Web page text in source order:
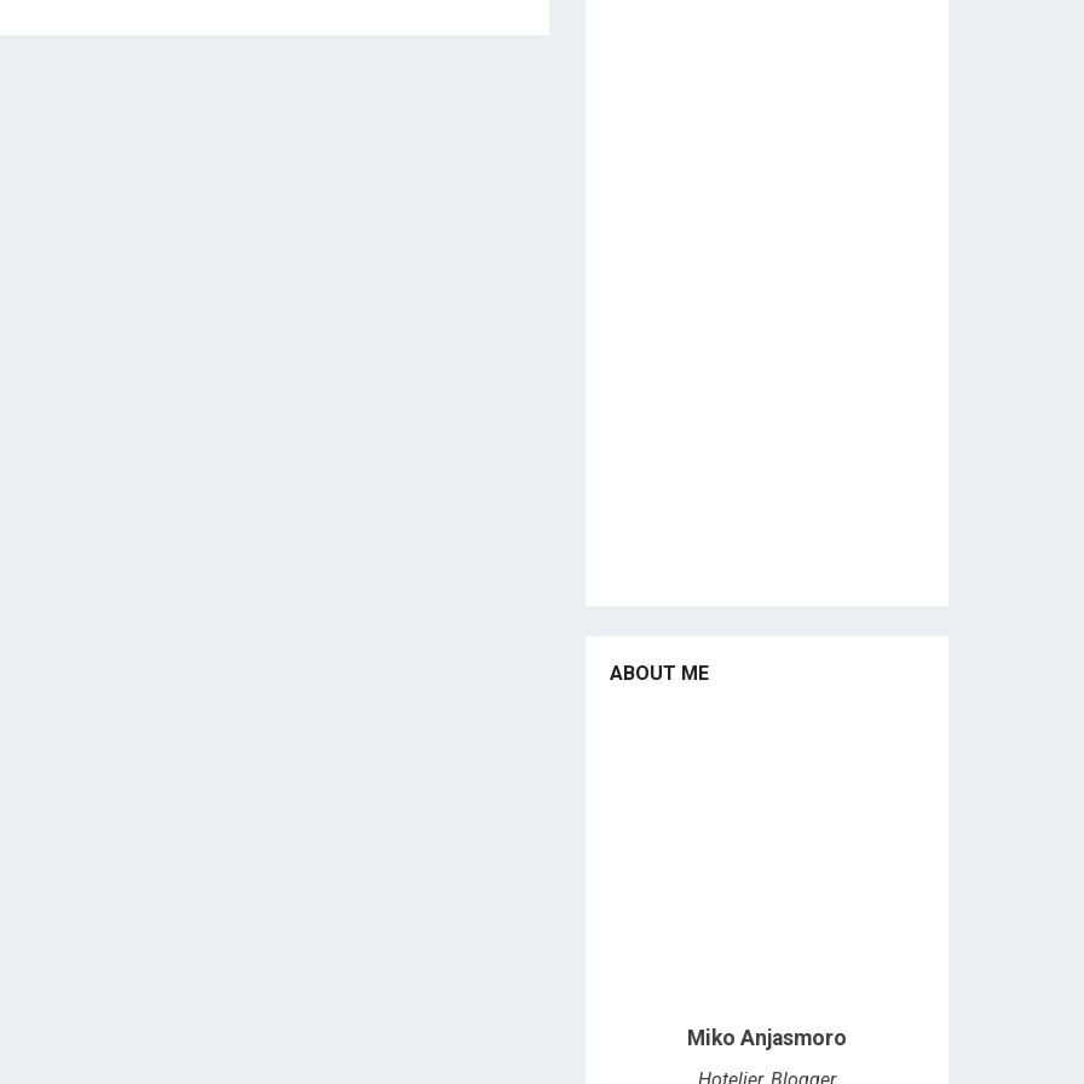
ABOUT ME
Miko Anjasmoro